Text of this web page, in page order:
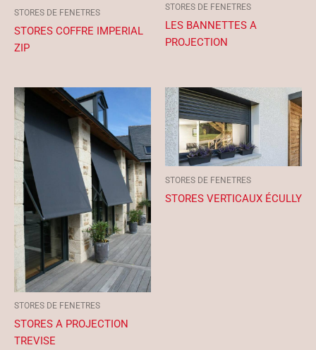
STORES DE FENETRES
STORES COFFRE IMPERIAL
ZIP
STORES DE FENETRES
LES BANNETTES A
PROJECTION
STORES DE FENETRES
STORES A PROJECTION
TREVISE
STORES DE FENETRES
STORES VERTICAUX ÉCULLY